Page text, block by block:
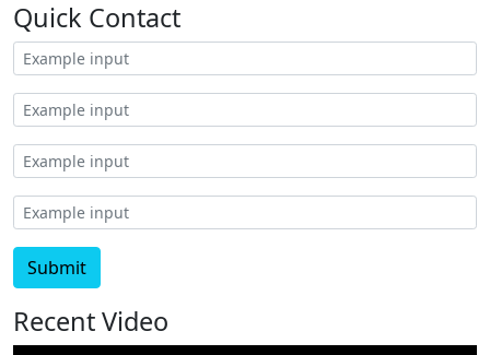
Quick Contact
Submit
Recent Video